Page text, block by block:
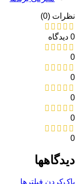
نظرات (0)
0 دیدگاه
0
0
0
0
0
دیدگاهها
پاک‌کردن فیلترها